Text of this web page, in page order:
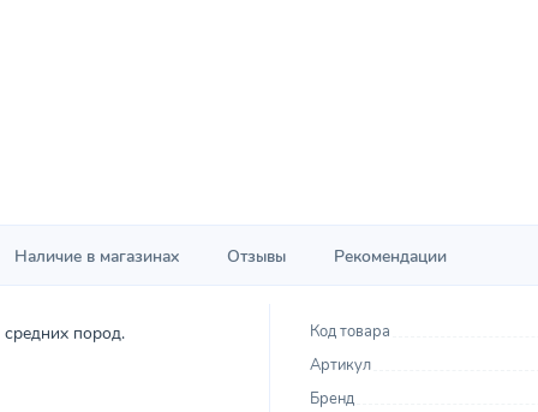
Наличие в магазинах Отзывы Рекомендации
пород.
Код товара
Артикул
Бренд